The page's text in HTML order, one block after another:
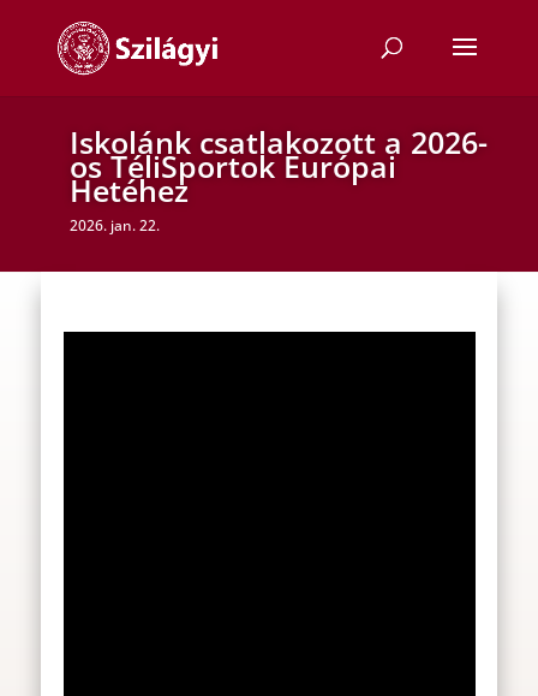
Iskolánk csatlakozott a 2026-
os TéliSportok Európai
Hetéhez
2026. jan. 22.